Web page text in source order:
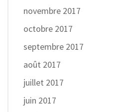
novembre 2017
octobre 2017
septembre 2017
août 2017
juillet 2017
juin 2017